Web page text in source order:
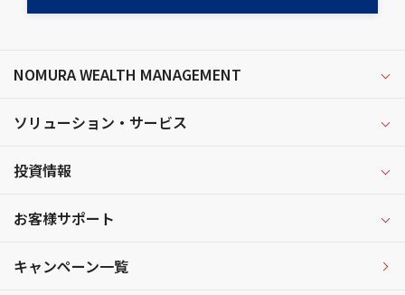
NOMURA WEALTH MANAGEMENT
ソリューション・サービス
投資情報
お客様サポート
キャンペーン一覧